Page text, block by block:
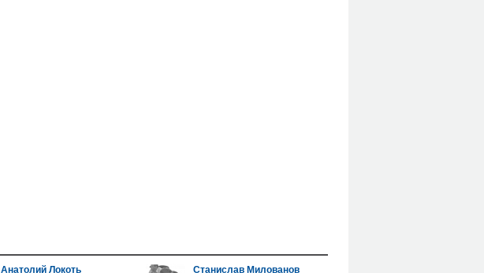
Анатолий Локоть Станислав Милованов